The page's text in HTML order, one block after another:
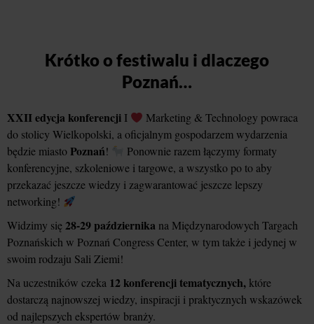
Krótko o festiwalu i dlaczego
Poznań…
XXII edycja konferencji I
Marketing & Technology powraca
do stolicy Wielkopolski, a oficjalnym gospodarzem wydarzenia
będzie miasto Poznań!
Ponownie razem łączymy formaty
konferencyjne, szkoleniowe i targowe, a wszystko po to aby
przekazać jeszcze wiedzy i zagwarantować jeszcze lepszy
networking!
Widzimy się28-29 października na Międzynarodowych Targach
Poznańskich w Poznań Congress Center, w tym także i jedynej w
swoim rodzaju Sali Ziemi!
Na uczestników czeka 12 konferencji tematycznych, które
dostarczą najnowszej wiedzy, inspiracji i praktycznych wskazówek
od najlepszych ekspertów branży.